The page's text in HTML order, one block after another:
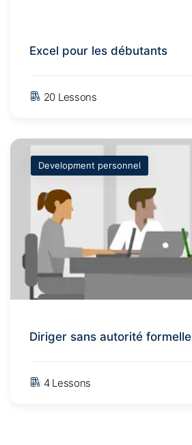
Excel pour les débutants
20 Lessons
Development personnel
Diriger sans autorité formelle
4 Lessons